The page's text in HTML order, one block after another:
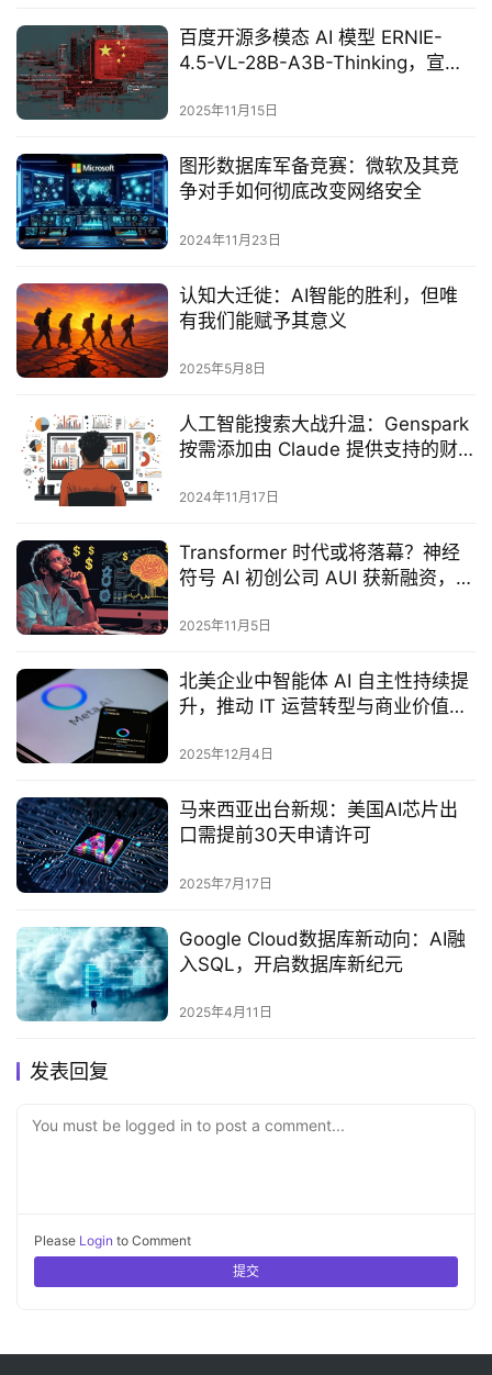
百度开源多模态 AI 模型 ERNIE-
4.5-VL-28B-A3B-Thinking，宣称
2025年11月15日
图形数据库军备竞赛：微软及其竞
争对手如何彻底改变网络安全
2024年11月23日
认知大迁徙：AI智能的胜利，但唯
有我们能赋予其意义‌
2025年5月8日
人工智能搜索大战升温：Genspark
按需添加由 Claude 提供支持的财
2024年11月17日
Transformer 时代或将落幕？神经
符号 AI 初创公司 AUI 获新融资，估
2025年11月5日
北美企业中智能体 AI 自主性持续提
升，推动 IT 运营转型与商业价值重
2025年12月4日
马来西亚出台新规：美国AI芯片出
口需提前30天申请许可‌
2025年7月17日
Google Cloud数据库新动向：AI融
入SQL，开启数据库新纪元
2025年4月11日
发表回复
You must be logged in to post a comment...
Please Login to Comment
提交